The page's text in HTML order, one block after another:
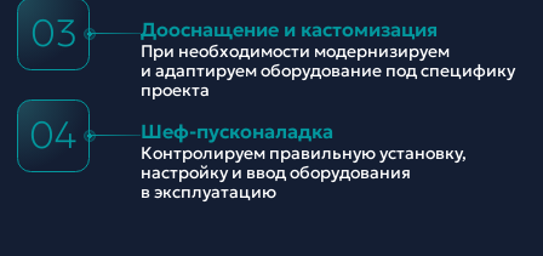
03 Дооснащение и кастомизация
При необходимости модернизируем
и адаптируем оборудование под специфику
проекта
04 Шеф-пусконаладка
Контролируем правильную установку,
настройку и ввод оборудования
в эксплуатацию